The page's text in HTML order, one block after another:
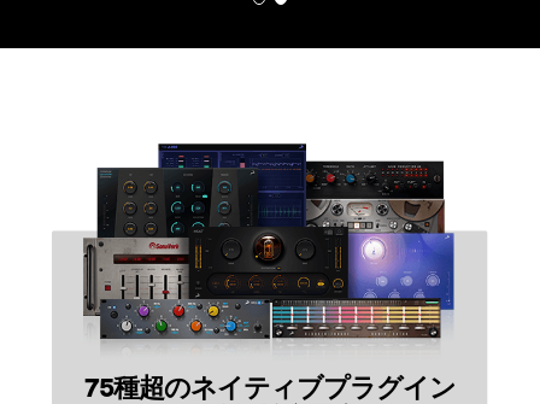
75種超のネイティブプラグイン